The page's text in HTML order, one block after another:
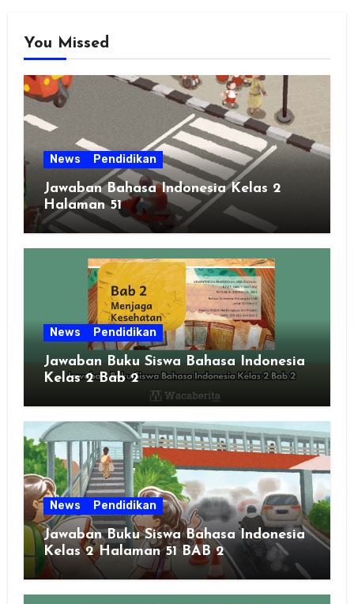
You Missed
News Pendidikan
Jawaban Bahasa Indonesia Kelas 2
Halaman 51
News Pendidikan
Jawaban Buku Siswa Bahasa Indonesia
Kelas 2 Bab 2
News Pendidikan
Jawaban Buku Siswa Bahasa Indonesia
Kelas 2 Halaman 51 BAB 2